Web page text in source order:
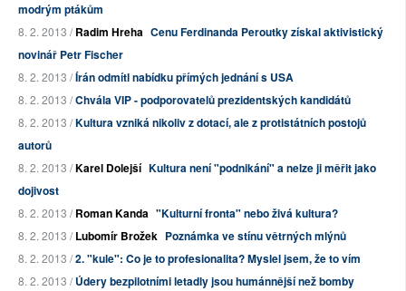
modrým ptákům
8. 2. 2013 /Radim Hreha Cenu Ferdinanda Peroutky získal aktivistický
novinář Petr Fischer
8. 2. 2013 /Írán odmítl nabídku přímých jednání s USA
8. 2. 2013 /Chvála VIP - podporovatelů prezidentských kandidátů
8. 2. 2013 /Kultura vzniká nikoliv z dotací, ale z protistátních postojů
autorů
8. 2. 2013 /Karel Dolejší Kultura není "podnikání" a nelze ji měřit jako
dojivost
8. 2. 2013 /Roman Kanda "Kulturní fronta" nebo živá kultura?
8. 2. 2013 /Lubomír Brožek Poznámka ve stínu větrných mlýnů
8. 2. 2013 /2. "kule": Co je to profesionalita? Myslel jsem, že to vím
8. 2. 2013 /Údery bezpilotními letadly jsou humánnější než bomby